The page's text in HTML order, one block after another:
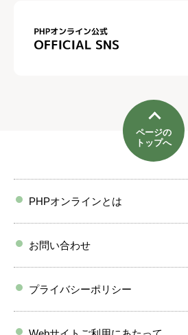
ページの
トップへ
PHPオンラインとは
お問い合わせ
プライバシーポリシー